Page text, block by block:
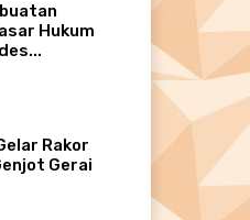
Hukum
Rakor
Gerai